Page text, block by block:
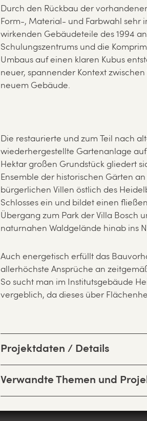
Durch den Rückbau der
Form-, Material- und Farbwahl sehr
wirkenden Gebäudeteile des 1994
Schulungszentrums und die
Umbaus auf einen klaren Kubus
neuer, spannender Kontext zwischen
neuem Gebäude.
Die restaurierte und zum Teil nach
wiederhergestellte Gartenanlage auf
Hektar großen Grundstück gliedert
Ensemble der historischen Gärten
bürgerlichen Villen östlich des
Schlosses ein und bildet einen
Übergang zum Park der Villa Bosch
naturnahen Waldgelände hinab ins
Auch energetisch erfüllt das
allerhöchste Ansprüche an
So sucht man im Institutsgebäude
vergeblich, da dieses über
Projektdaten / Details
Verwandte Themen und